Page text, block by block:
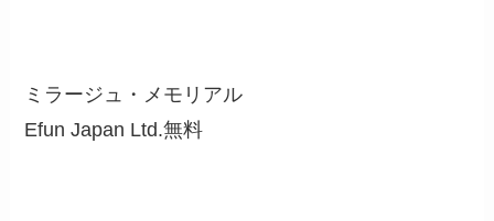
ミラージュ・メモリアル
Efun Japan Ltd.無料